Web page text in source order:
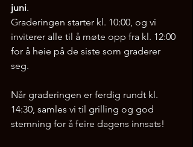
juni.
Graderingen starter kl. 10:00, og vi
inviterer alle til å møte opp fra kl. 12:00
for å heie på de siste som graderer
seg.
Når graderingen er ferdig rundt kl.
14:30, samles vi til grilling og god
stemning for å feire dagens innsats!